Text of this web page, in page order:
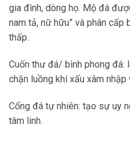
gia đình, dòng họ. Mộ đá
nam tả, nữ hữu” và phân
thấp.
Cuốn thư đá/ bình phong đá:
chặn luồng khí xấu xâm nhập
Cổng đá tự nhiên: tạo sự uy
tâm linh.